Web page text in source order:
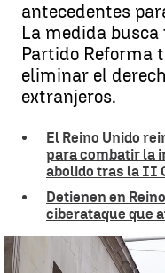
antecedentes
La medida
Partido Reforma
eliminar el
extranjeros.
El Reino Unido
para combatir la
abolido tras la II
Detienen en
ciberataque que
Los migrantes deberán